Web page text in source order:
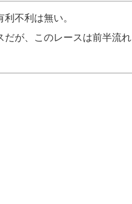
不利は無い。
だが、このレースは前半流れ